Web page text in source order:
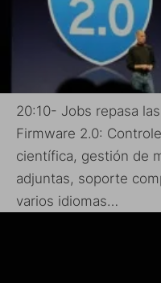
20:10- Jobs repasa
Firmware 2.0:
científica, gestión de
adjuntas, soporte
varios idiomas…